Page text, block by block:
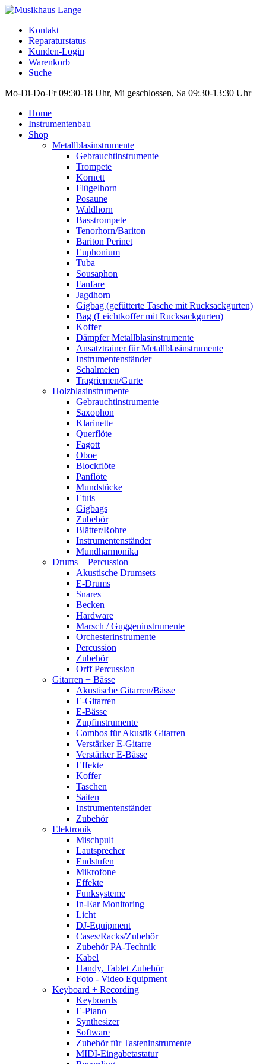
Kontakt
Reparaturstatus
Kunden-Login
Warenkorb
Suche
Mo-Di-Do-Fr 09:30-18 Uhr, Mi geschlossen, Sa 09:30-13:30 Uhr
Home
Instrumentenbau
Shop
Metallblasinstrumente
Gebrauchtinstrumente
Trompete
Kornett
Flügelhorn
Posaune
Waldhorn
Basstrompete
Tenorhorn/Bariton
Bariton Perinet
Euphonium
Tuba
Sousaphon
Fanfare
Jagdhorn
Gigbag (gefütterte Tasche mit Rucksackgurten)
Bag (Leichtkoffer mit Rucksackgurten)
Koffer
Dämpfer Metallblasinstrumente
Ansatztrainer für Metallblasinstrumente
Instrumentenständer
Schalmeien
Tragriemen/Gurte
Holzblasinstrumente
Gebrauchtinstrumente
Saxophon
Klarinette
Querflöte
Fagott
Oboe
Blockflöte
Panflöte
Mundstücke
Etuis
Gigbags
Zubehör
Blätter/Rohre
Instrumentenständer
Mundharmonika
Drums + Percussion
Akustische Drumsets
E-Drums
Snares
Becken
Hardware
Marsch / Guggeninstrumente
Orchesterinstrumente
Percussion
Zubehör
Orff Percussion
Gitarren + Bässe
Akustische Gitarren/Bässe
E-Gitarren
E-Bässe
Zupfinstrumente
Combos für Akustik Gitarren
Verstärker E-Gitarre
Verstärker E-Bässe
Effekte
Koffer
Taschen
Saiten
Instrumentenständer
Zubehör
Elektronik
Mischpult
Lautsprecher
Endstufen
Mikrofone
Effekte
Funksysteme
In-Ear Monitoring
Licht
DJ-Equipment
Cases/Racks/Zubehör
Zubehör PA-Technik
Kabel
Handy, Tablet Zubehör
Foto - Video Equipment
Keyboard + Recording
Keyboards
E-Piano
Synthesizer
Software
Zubehör für Tasteninstrumente
MIDI-Eingabetastatur